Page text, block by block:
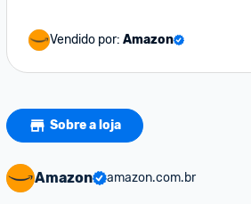
Vendido por: Amazon
Sobre a loja
Amazon amazon.com.br